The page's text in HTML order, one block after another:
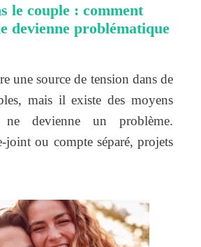
le couple : comment
devienne problématique
une source de tension dans de
mais il existe des moyens
ne devienne un problème.
joint ou compte séparé, projets